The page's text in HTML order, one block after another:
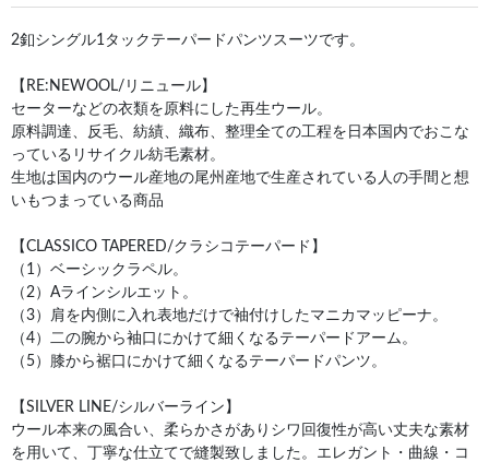
2釦シングル1タックテーパードパンツスーツです。
【RE:NEWOOL/リニュール】
セーターなどの衣類を原料にした再生ウール。
原料調達、反毛、紡績、織布、整理全ての工程を日本国内でおこな
っているリサイクル紡毛素材。
生地は国内のウール産地の尾州産地で生産されている人の手間と想
いもつまっている商品
【CLASSICO TAPERED/クラシコテーパード】
（1）ベーシックラペル。
（2）Aラインシルエット。
（3）肩を内側に入れ表地だけで袖付けしたマニカマッピーナ。
（4）二の腕から袖口にかけて細くなるテーパードアーム。
（5）膝から裾口にかけて細くなるテーパードパンツ。
【SILVER LINE/シルバーライン】
ウール本来の風合い、柔らかさがありシワ回復性が高い丈夫な素材
を用いて、丁寧な仕立てで縫製致しました。エレガント・曲線・コ